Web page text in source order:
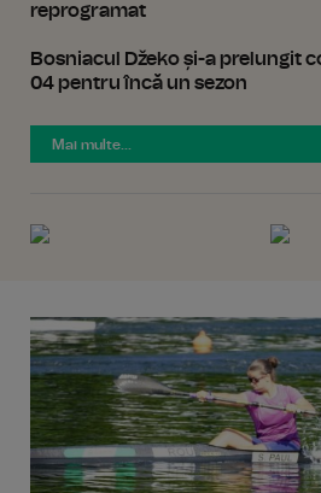
reprogramat
Bosniacul Džeko și-a prelungit
04 pentru încă un sezon
Mai multe...